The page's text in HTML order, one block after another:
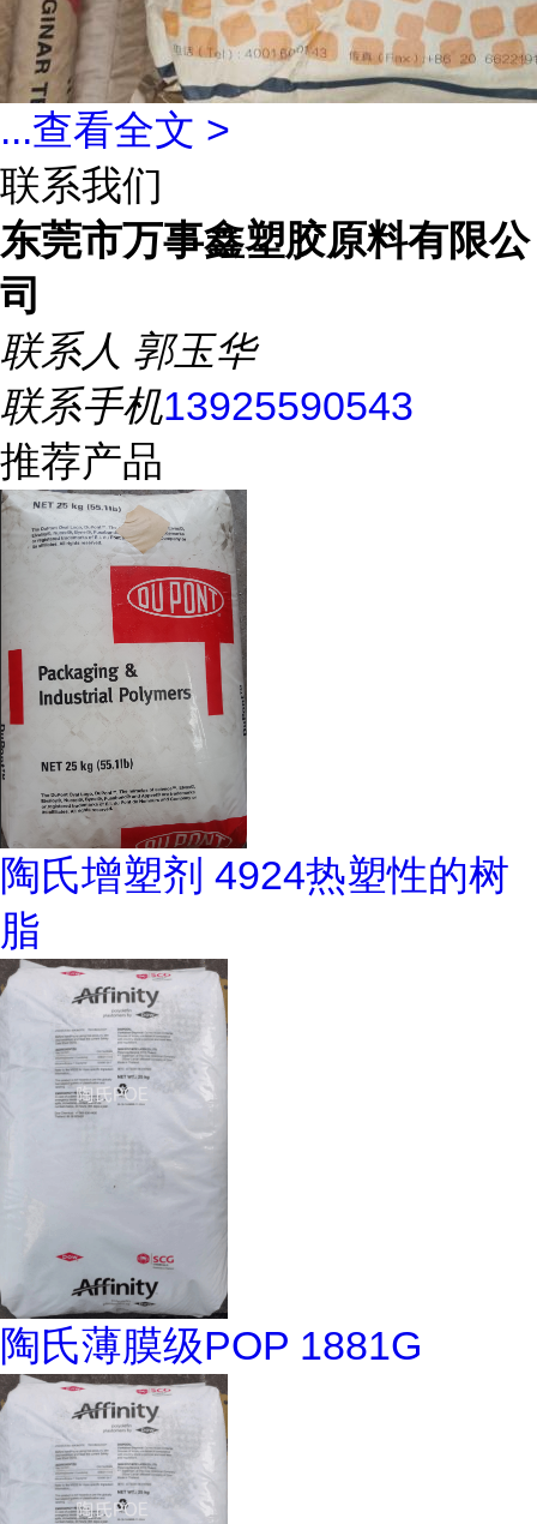
...查看全文 >
联系我们
东莞市万事鑫塑胶原料有限公
司
联系人 郭玉华
联系手机13925590543
推荐产品
陶氏增塑剂 4924热塑性的树
脂
陶氏薄膜级POP 1881G